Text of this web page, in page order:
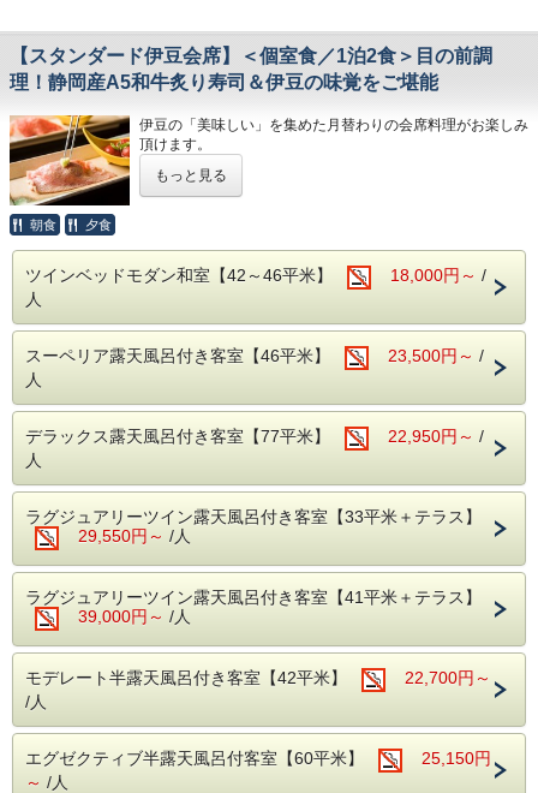
載ください。
【ご朝食】15種類の小鉢、郷土料理「国清汁」、鯵の干
物、三島西麓野菜の蒸し物
◆お子様の夕食についてのご注意事項
・小学生高学年 お子様定食＋お造り
・小学生低学年・幼児 お子様定食
◆お食事提供場所
朝夕とも個室の食事処でお召し上がりいただきます。
【温泉】
富士山と狩野川を臨む男女別大浴場と、のんびり寛げる貸切
【スタンダード伊豆会席】＜個室食／1泊2食＞目の前調
理！静岡産A5和牛炙り寿司＆伊豆の味覚をご堪能
伊豆の「美味しい」を集めた月替わりの会席料理がお楽しみ
頂けます。
またご滞在中、快適に過ごすことがでるよう、HANA Style
のおもてなしもご用意しております。
・ラウンジでのゆったりチェックイン＆ウェルカムドリンク
のご用意（ご提供は17時まで）
・フリードリンクタイムあり（2Fラウンジにて・セルフ
式）
・女性には彩浴衣の無料貸し出し
す。
（24時～朝5時半はクローズ）
・お部屋は全て狩野川に面した、解放感溢れるお部屋。
【ご夕食】
スタンダードコース「伊豆会席」をご用意致します。
メインは「静岡産A5和牛の炙り寿司」。
地元のブランド和牛「しずおか和牛 頂上」を
当館の料理人が自らお客様の目の前で炙り鮨をお造りしま
す。
その他、近海で獲れた魚介を中心とした新鮮なお刺身、
〆は、富嶽はなぶさ名物、本山葵をすりおろしてご飯に乗せ
目でも舌でも季節を感じられる、自慢の月替わり会席料理を
ご堪能下さい。
※ご夕食「伊豆会席」のボリューム★★★☆☆
もっと見る
朝食 夕食
ツインベッドモダン和室【42～46平米】 18,000円～ /
人
スーペリア露天風呂付き客室【46平米】 23,500円～ /
人
デラックス露天風呂付き客室【77平米】 22,950円～ /
人
ラグジュアリーツイン露天風呂付き客室【33平米＋テラス】
29,550円～ /人
ラグジュアリーツイン露天風呂付き客室【41平米＋テラス】
39,000円～ /人
モデレート半露天風呂付き客室【42平米】
22,700円～
/人
エグゼクティブ半露天風呂付客室【60平米】
25,150円
～ /人